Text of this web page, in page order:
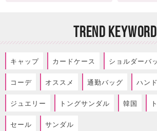
TREND KEYWORD
キャップ カードケース ショルダーバ
コーデ オススメ 通勤バッグ ハン
ジュエリー トングサンダル 韓国
セール サンダル